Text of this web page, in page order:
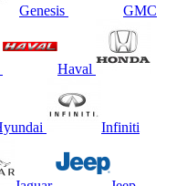
Genesis GMC
Haval
Infiniti